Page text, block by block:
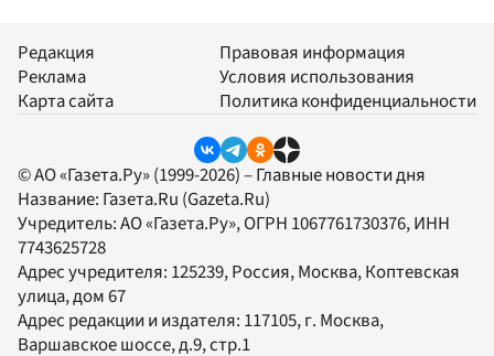
Редакция
Реклама
Карта сайта
Правовая информация
Условия использования
Политика конфиденциальности
© АО «Газета.Ру» (1999-2026) – Главные новости дня
Название: Газета.Ru (Gazeta.Ru)
Учредитель:АО «Газета.Ру», ОГРН 1067761730376, ИНН
7743625728
Адрес учредителя: 125239, Россия, Москва, Коптевская
улица, дом 67
Адрес редакции и издателя: 117105, г. Москва,
Варшавское шоссе, д.9, стр.1